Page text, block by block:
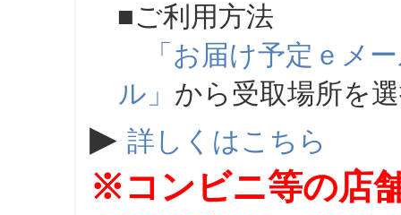
■ご利用方法
「お届け予定ｅメ
ル」 から受取場所を
▶ 詳しくはこちら
※コンビニ等の店